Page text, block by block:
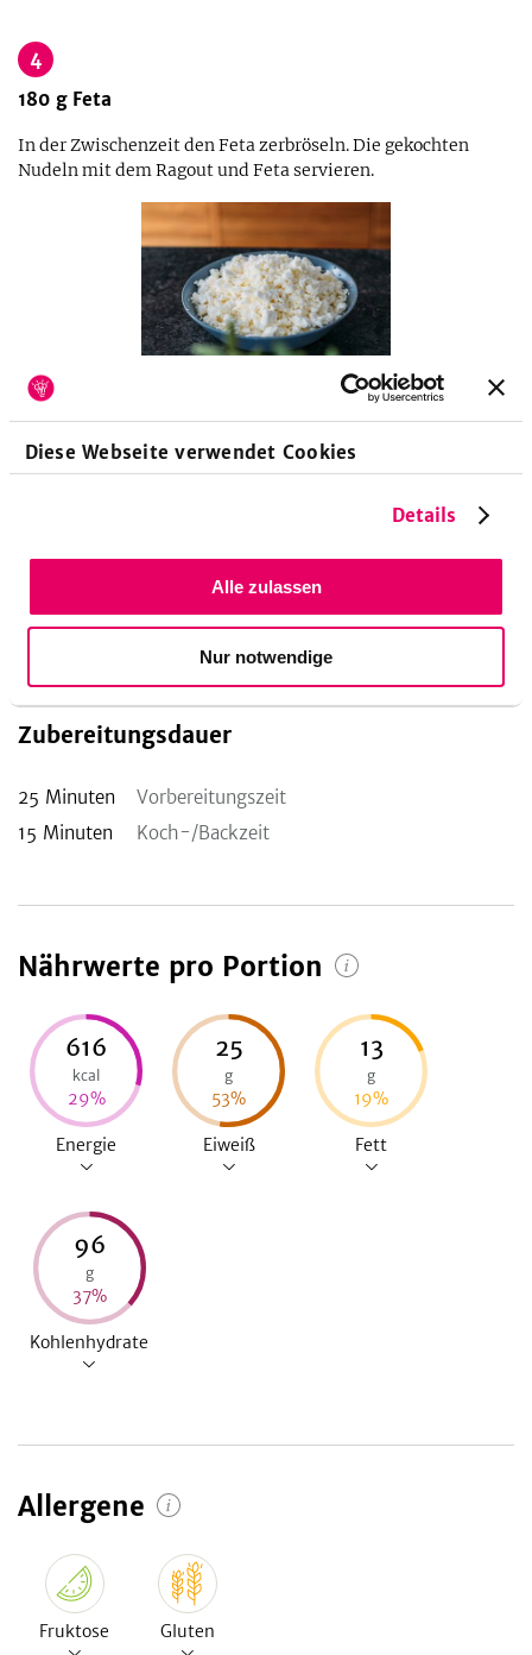
Diese Webseite verwendet Cookies
Details
Alle zulassen
Nur notwendige
4
180 g Feta
In der Zwischenzeit den Feta zerbröseln. Die gekochten
Nudeln mit dem Ragout und Feta servieren.
Küchengeräte
Schau doch mal in unsererSammlung für vegane
Zubereitungsdauer
25 Minuten
Vorbereitungszeit
15 Minuten Koch-/Backzeit
Nährwerte pro Portion
616
kcal
29%
Energie
25
g
53%
Eiweiß
13
g
19%
Fett
96
g
37%
Kohlenhydrate
Allergene
Fruktose Gluten